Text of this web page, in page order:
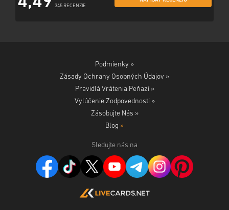
345 RECENZIE
Podmienky »
Zásady Ochrany Osobných Údajov »
Pravidlá Vrátenia Peňazí »
Vylúčenie Zodpovednosti »
Zásobujte Nás »
Blog »
Sledujte nás na